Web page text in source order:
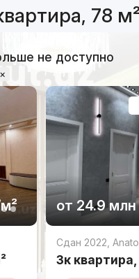
78 м²
не доступно
×
от24.9 млн
Сдан 2022
3к квартира,